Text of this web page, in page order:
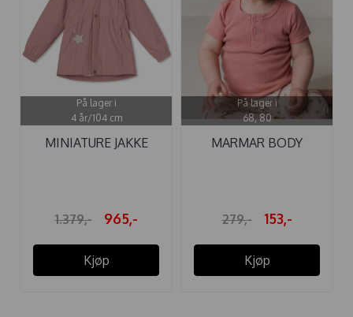
På lager i
4 år/104 cm
MINIATURE JAKKE
1.379,- 965,-
Kjøp
På lager i
68, 80
MARMAR BODY
279,- 153,-
Kjøp